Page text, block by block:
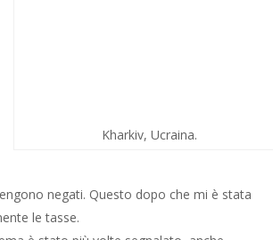
né economico. Siamo stati avvisati,
ovviamente a nostre spese; come a nostre
negati. Questo dopo che mi è stata
le tasse.
è stato più volte segnalato, anche
è arrivata”.